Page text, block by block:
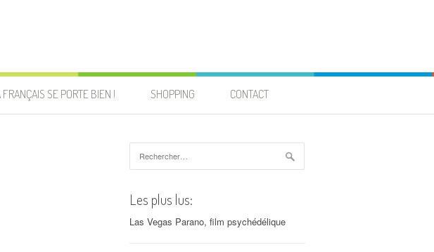
SE PORTE BIEN ! SHOPPING CONTACT
Les plus lus:
Las Vegas Parano, film psychédélique